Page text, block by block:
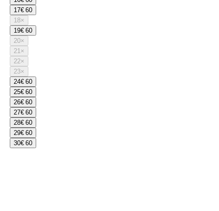
17€ 60
18×
19€ 60
20×
21×
22×
23×
24€ 60
25€ 60
26€ 60
27€ 60
28€ 60
29€ 60
30€ 60